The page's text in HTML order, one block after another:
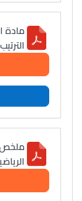
التّطوّعي،
أشياء
سامورا
بطلة
الطولي،
كتحكي
فالرّياضة